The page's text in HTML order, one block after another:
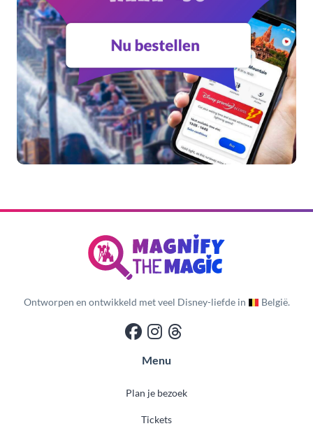
Ontworpen en ontwikkeld met veel Disney-liefde in België.
Menu
Plan je bezoek
Tickets